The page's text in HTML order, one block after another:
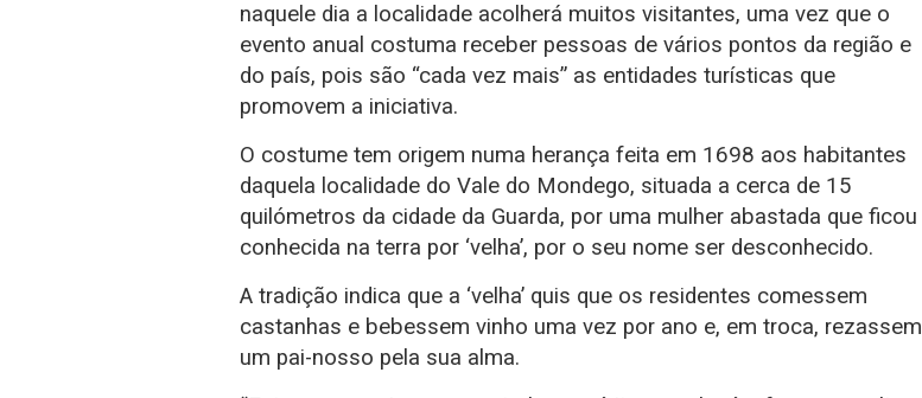
naquele dia a localidade acolherá muitos visitantes, uma vez que o
evento anual costuma receber pessoas de vários pontos da região e
do país, pois são “cada vez mais” as entidades turísticas que
promovem a iniciativa.
O costume tem origem numa herança feita em 1698 aos habitantes
daquela localidade do Vale do Mondego, situada a cerca de 15
quilómetros da cidade da Guarda, por uma mulher abastada que ficou
conhecida na terra por ‘velha’, por o seu nome ser desconhecido.
A tradição indica que a ‘velha’ quis que os residentes comessem
castanhas e bebessem vinho uma vez por ano e, em troca, rezassem
um pai-nosso pela sua alma.